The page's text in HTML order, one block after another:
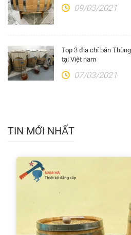
09/03/2021
Top 3 địa chỉ bán
tại Việt nam
07/03/2021
TIN MỚI NHẤT